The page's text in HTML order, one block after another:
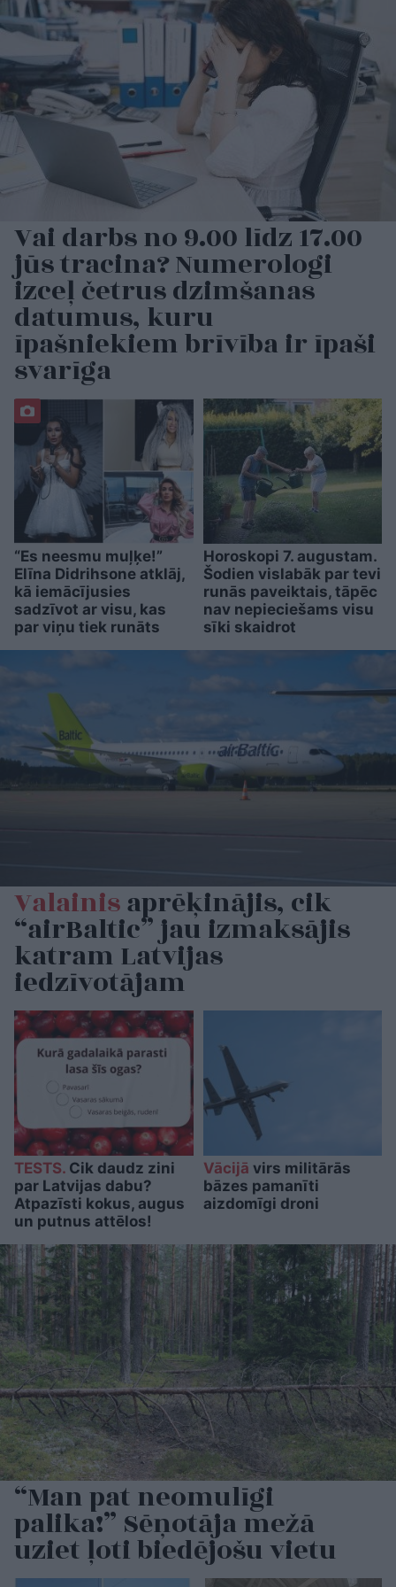
Vai darbs no 9.00 līdz 17.00
jūs tracina? Numerologi
izceļ četrus dzimšanas
datumus, kuru
īpašniekiem brīvība ir īpaši
svarīga
“Es neesmu muļķe!”
Elīna Didrihsone atklāj,
kā iemācījusies
sadzīvot ar visu, kas
par viņu tiek runāts
Horoskopi 7. augustam.
Šodien vislabāk par tevi
runās paveiktais, tāpēc
nav nepieciešams visu
sīki skaidrot
Valainisaprēķinājis, cik
“airBaltic” jau izmaksājis
katram Latvijas
iedzīvotājam
TESTS. Cik daudz zini
par Latvijas dabu?
Atpazīsti kokus, augus
un putnus attēlos!
Vācijā virs militārās
bāzes pamanīti
aizdomīgi droni
“Man pat neomulīgi
palika!” Sēņotāja mežā
uziet ļoti biedējošu vietu